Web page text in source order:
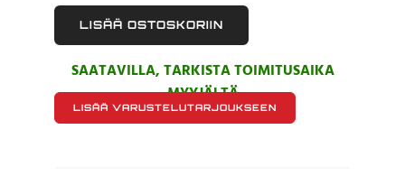
LISÄÄ OSTOSKORIIN
SAATAVILLA, TARKISTA TOIMITUSAIKA
MYYJÄLTÄ
LISÄÄ VARUSTELUTARJOUKSEEN